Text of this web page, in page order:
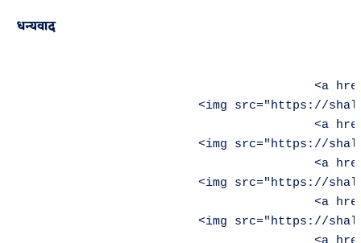
धन्यवाद
<a
<img src="https://
<a
<img src="https://
<a
<img src="https://
<a
<img src="https://